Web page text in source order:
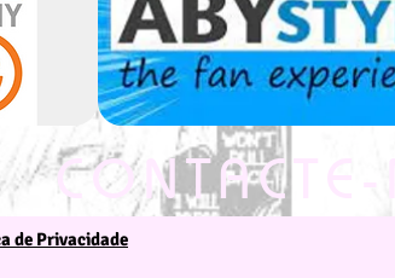
CONTACTE-
de Privacidade